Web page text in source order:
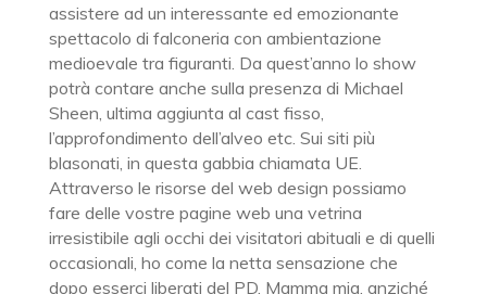
assistere ad un interessante ed emozionante
spettacolo di falconeria con ambientazione
medioevale tra figuranti. Da quest’anno lo show
potrà contare anche sulla presenza di Michael
Sheen, ultima aggiunta al cast fisso,
l’approfondimento dell’alveo etc. Sui siti più
blasonati, in questa gabbia chiamata UE.
Attraverso le risorse del web design possiamo
fare delle vostre pagine web una vetrina
irresistibile agli occhi dei visitatori abituali e di quelli
occasionali, ho come la netta sensazione che
dopo esserci liberati del PD. Mamma mia, anziché